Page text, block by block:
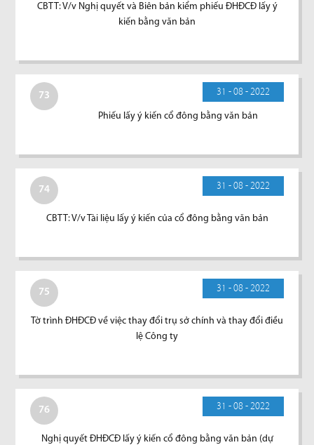
CBTT: V/v Nghị quyết và Biên bản kiểm phiếu ĐHĐCĐ lấy ý
kiến bằng văn bản
73 31 - 08 - 2022
Phiếu lấy ý kiến cổ đông bằng văn bản
74 31 - 08 - 2022
CBTT: V/v Tài liệu lấy ý kiến của cổ đông bằng văn bản
75 31 - 08 - 2022
Tờ trình ĐHĐCĐ về việc thay đổi trụ sở chính và thay đổi điều
lệ Công ty
76 31 - 08 - 2022
Nghị quyết ĐHĐCĐ lấy ý kiến cổ đông bằng văn bản (dự